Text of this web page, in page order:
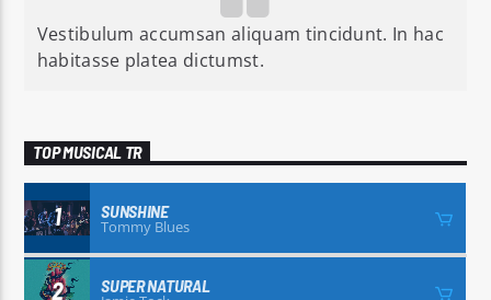
Vestibulum accumsan aliquam tincidunt. In hac
habitasse platea dictumst.
TOP MUSICAL TR
1 SUNSHINE
Tommy Blues
2 SUPER NATURAL